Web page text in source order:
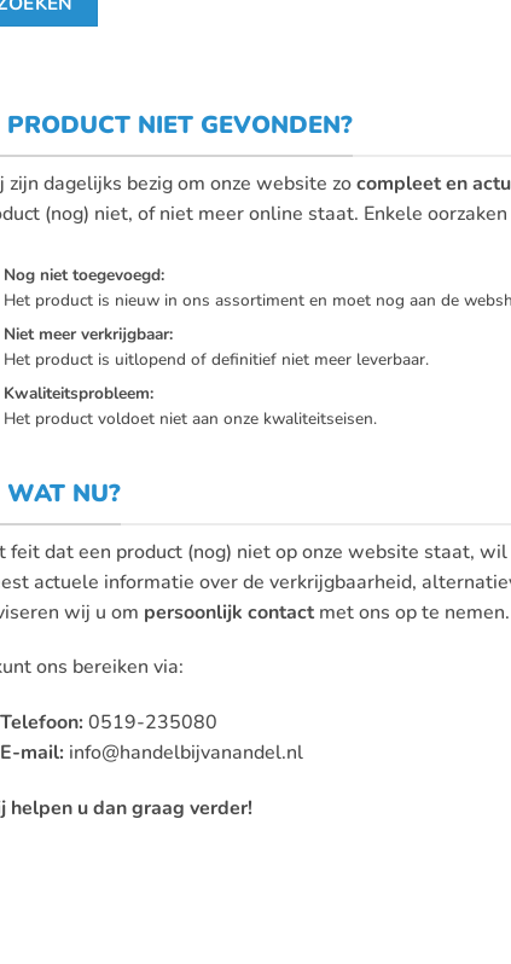
PRODUCT NIET GEVONDEN?
zijn dagelijks bezig om onze website zocompleet en
(nog) niet, of niet meer online staat. Enkele
Nog niet toegevoegd:
Het product is nieuw in ons assortiment en moet nog aan de
Niet meer verkrijgbaar:
Het product is uitlopend of definitief niet meer leverbaar.
Kwaliteitsprobleem:
Het product voldoet niet aan onze kwaliteitseisen.
WAT NU?
feit dat een product (nog) niet op onze website staat, wil
actuele informatie over de verkrijgbaarheid,
wij u om persoonlijk contactmet ons op te nemen.
ons bereiken via:
Telefoon: 0519-235080
E-mail: info@handelbijvanandel.nl
helpen u dan graag verder!